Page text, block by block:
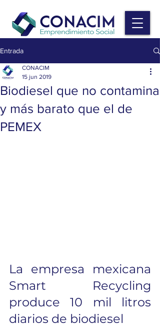
Entrada
Biodiesel que no contamina
y más barato que el de
PEMEX
CONACIM
15 jun 2019
La empresa mexicana
Smart Recycling
produce 10 mil litros
diarios de biodiesel